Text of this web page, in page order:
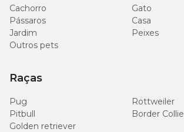
Cachorro
Gato
Pássaros
Casa
Jardim
Peixes
Outros pets
Raças
Pug
Rottweiler
Pitbull
Border Collie
Golden retriever